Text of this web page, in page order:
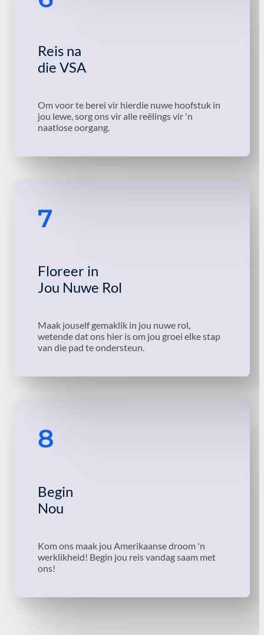
Reis na
die VSA
Om voor te berei vir hierdie nuwe hoofstuk in
jou lewe, sorg ons vir alle reëlings vir 'n
naatlose oorgang.
7
Floreer in
Jou Nuwe Rol
Maak jouself gemaklik in jou nuwe rol,
wetende dat ons hier is om jou groei elke stap
van die pad te ondersteun.
8
Begin
Nou
Kom ons maak jou Amerikaanse droom 'n
werklikheid! Begin jou reis vandag saam met
ons!